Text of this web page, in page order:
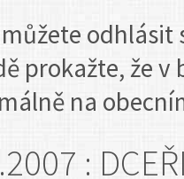
prokažte, že
na
: